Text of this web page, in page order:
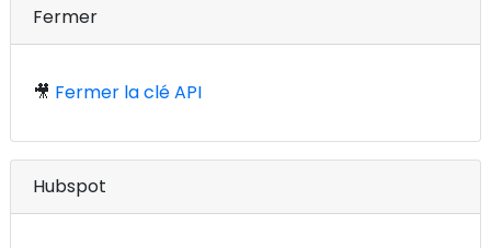
Fermer
🎥 Fermer la clé API
Hubspot